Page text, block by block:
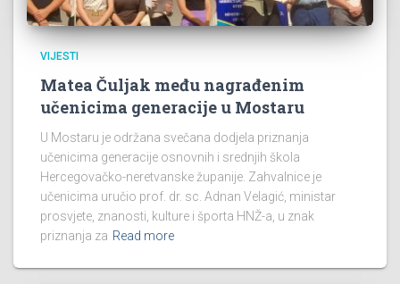
VIJESTI
Matea Čuljak među nagrađenim
učenicima generacije u Mostaru
U Mostaru je održana svečana dodjela priznanja
učenicima generacije osnovnih i srednjih škola
Hercegovačko-neretvanske županije. Zahvalnice je
učenicima uručio prof. dr. sc. Adnan Velagić, ministar
prosvjete, znanosti, kulture i športa HNŽ-a, u znak
priznanja za Read more